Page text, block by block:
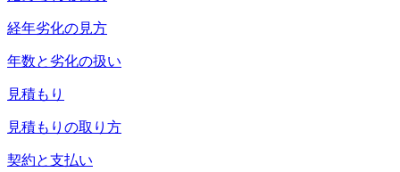
経年劣化の見方
年数と劣化の扱い
見積もり
見積もりの取り方
契約と支払い